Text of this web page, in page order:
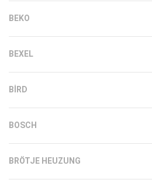
BEKO
BEXEL
BIRD
BOSCH
BRÖTJE HEUZUNG